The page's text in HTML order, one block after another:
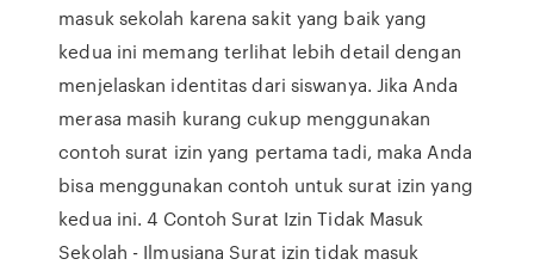
masuk sekolah karena sakit yang baik yang
kedua ini memang terlihat lebih detail dengan
menjelaskan identitas dari siswanya. Jika Anda
merasa masih kurang cukup menggunakan
contoh surat izin yang pertama tadi, maka Anda
bisa menggunakan contoh untuk surat izin yang
kedua ini. 4 Contoh Surat Izin Tidak Masuk
Sekolah - Ilmusiana Surat izin tidak masuk